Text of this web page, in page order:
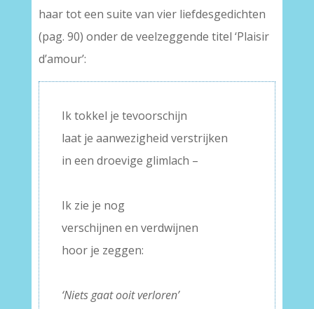
haar tot een suite van vier liefdesgedichten
(pag. 90) onder de veelzeggende titel ‘Plaisir
d’amour’:
Ik tokkel je tevoorschijn
laat je aanwezigheid verstrijken
in een droevige glimlach –
Ik zie je nog
verschijnen en verdwijnen
hoor je zeggen:
‘Niets gaat ooit verloren’